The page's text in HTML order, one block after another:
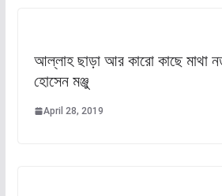
আল্লাহ ছাড়া আর কারো কাছে মাথা
হোসেন মঞ্জু
April 28, 2019